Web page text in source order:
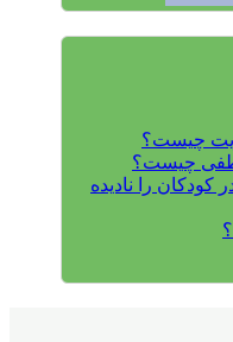
چیست؟
چیست؟
کودکان را نادیده